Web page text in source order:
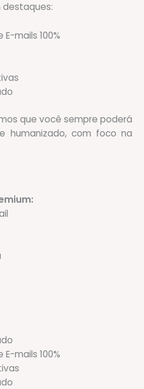
destaques:
mails 100%
que você sempre poderá
humanizado, com foco na
mails 100%